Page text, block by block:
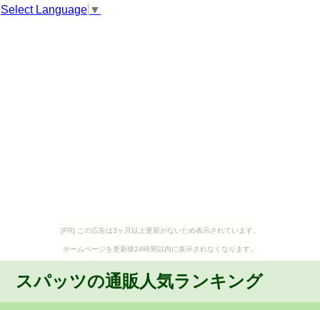
Select Language ▼
[PR] この広告は3ヶ月以上更新がないため表示されています。
ホームページを更新後24時間以内に表示されなくなります。
スパッツの通販人気ランキング